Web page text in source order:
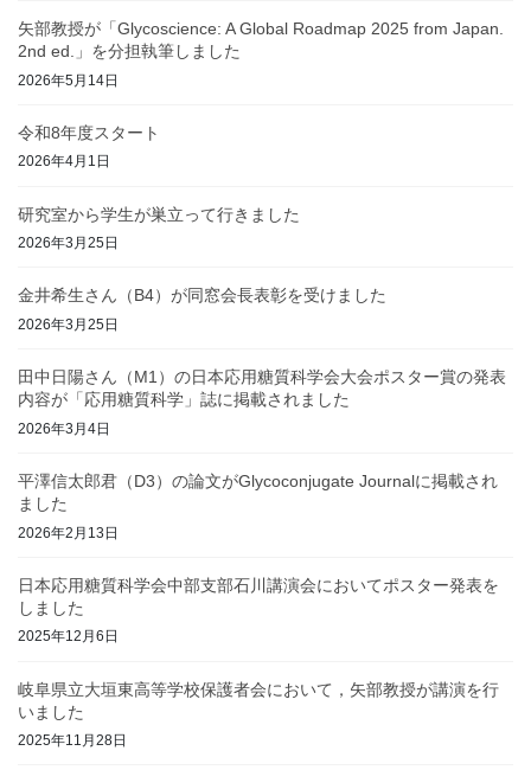
矢部教授が「Glycoscience: A Global Roadmap 2025 from Japan.
2nd ed.」を分担執筆しました
2026年5月14日
令和8年度スタート
2026年4月1日
研究室から学生が巣立って行きました
2026年3月25日
金井希生さん（B4）が同窓会長表彰を受けました
2026年3月25日
田中日陽さん（M1）の日本応用糖質科学会大会ポスター賞の発表
内容が「応用糖質科学」誌に掲載されました
2026年3月4日
平澤信太郎君（D3）の論文がGlycoconjugate Journalに掲載され
ました
2026年2月13日
日本応用糖質科学会中部支部石川講演会においてポスター発表を
しました
2025年12月6日
岐阜県立大垣東高等学校保護者会において，矢部教授が講演を行
いました
2025年11月28日